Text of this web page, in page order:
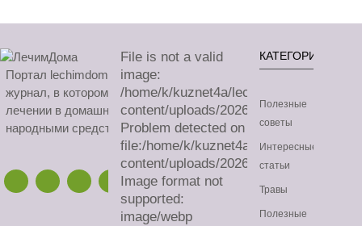
Портал lechimdoma.com - это онлайн-
журнал, в котором можно узнать все о
лечении в домашних условиях
народными средствами.
File is not a valid
image:
/home/k/kuznet4a/lechimdoma.com/
content/uploads/2026/08/sa.avif
Problem detected on
file:/home/k/kuznet4a/
content/uploads/2026/08/sa.avif
Image format not
supported:
image/webp
КАТЕГОРИИ
Полезные
советы
Интересные
статьи
Травы
Полезные